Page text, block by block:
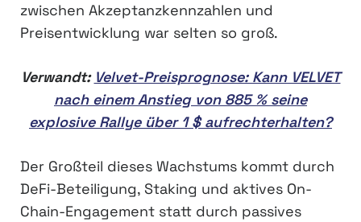
zwischen Akzeptanzkennzahlen und
Preisentwicklung war selten so groß.
Verwandt: Velvet-Preisprognose: Kann VELVET
nach einem Anstieg von 885 % seine
explosive Rallye über 1 $ aufrechterhalten?
Der Großteil dieses Wachstums kommt durch
DeFi-Beteiligung, Staking und aktives On-
Chain-Engagement statt durch passives